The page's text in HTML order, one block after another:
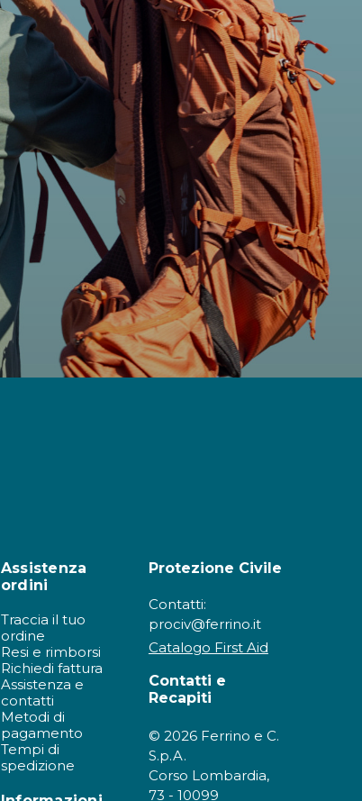
Assistenza
ordini
Traccia il tuo
ordine
Resi e rimborsi
Richiedi fattura
Assistenza e
contatti
Metodi di
pagamento
Tempi di
spedizione
Protezione Civile
Contatti:
prociv@ferrino.it
Catalogo First Aid
Contatti e
Recapiti
© 2026 Ferrino e C.
S.p.A.
Corso Lombardia,
73 - 10099